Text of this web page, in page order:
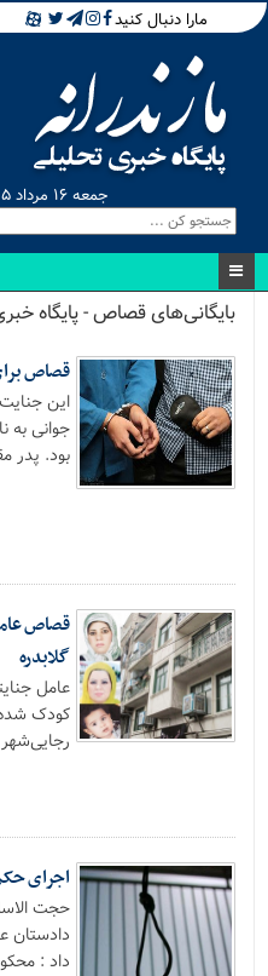
مارا دنبال کنید
جمعه ۱۶ مرداد ۱۴۰۵- Aug 7 2026
بایگانی‌های قصاص - پایگاه
قصاص
جوانی به
بود. پدر
گلابدره
عامل
کودک شده
اجرای
حجت
دادستان
داد :